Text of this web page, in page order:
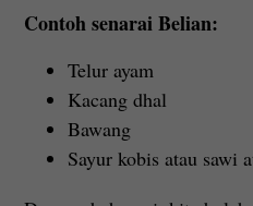
Contoh senarai Belian:
Telur ayam
Kacang dhal
Bawang
Sayur kobis atau sawi